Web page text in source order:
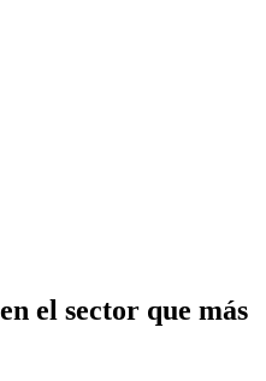
el sector que más